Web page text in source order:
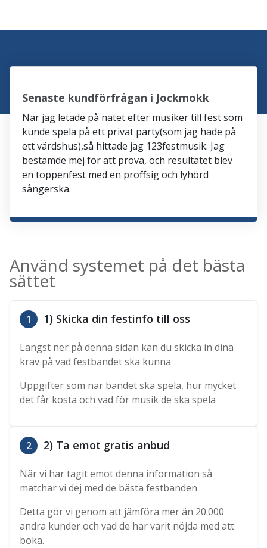
Senaste kundförfrågan i Jockmokk
När jag letade på nätet efter musiker till fest som
kunde spela på ett privat party(som jag hade på
ett värdshus),så hittade jag 123festmusik. Jag
bestämde mej för att prova, och resultatet blev
en toppenfest med en proffsig och lyhörd
sångerska.
Använd systemet på det bästa
sättet
1 1) Skicka din festinfo till oss
Längst ner på denna sidan kan du skicka in dina
krav på vad festbandet ska kunna
Uppgifter som när bandet ska spela, hur mycket
det får kosta och vad för musik de ska spela
2 2) Ta emot gratis anbud
När vi har tagit emot denna information så
matchar vi dej med de bästa festbanden
Detta gör vi genom att jämföra mer än 20.000
andra kunder och vad de har varit nöjda med att
boka.